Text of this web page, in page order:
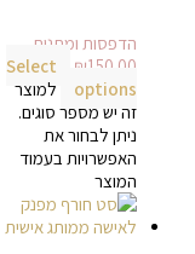
הדפסות ומתנות
₪150.00
Select
options
למוצר
זה יש מספר סוגים.
ניתן לבחור את
האפשרויות בעמוד
המוצר